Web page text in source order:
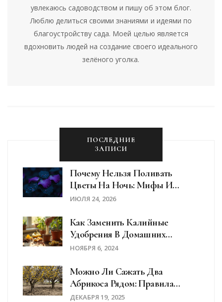
увлекаюсь садоводством и пишу об этом блог.
Люблю делиться своими знаниями и идеями по
благоустройству сада. Моей целью является
вдохновить людей на создание своего идеального
зелёного уголка.
ПОСЛЕДНИЕ
ЗАПИСИ
Почему Нельзя Поливать
Цветы На Ночь: Мифы И
Реальность
ИЮЛЯ 24, 2026
Как Заменить Калийные
Удобрения В Домашних
Условиях Для Сада
НОЯБРЯ 6, 2024
Можно Ли Сажать Два
Абрикоса Рядом: Правила
Размещения И Последствия
ДЕКАБРЯ 19, 2025